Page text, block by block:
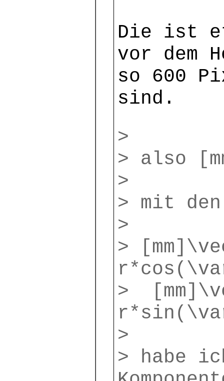
Die ist
vor dem
so 600
sind.
>
> also
>
> mit
>
>
>
>
> habe